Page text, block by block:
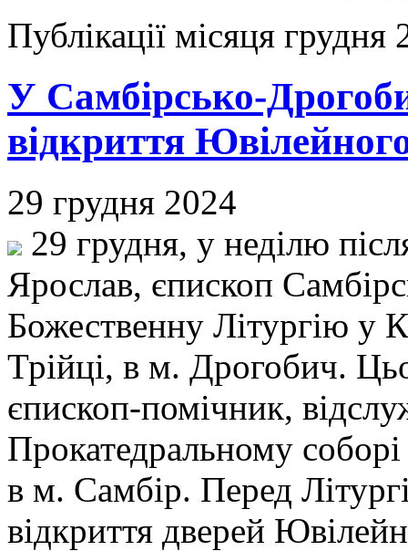
Публікації місяця грудня
У Самбірсько-
відкриття
29 грудня 2024
29 грудня, у неділю
Ярослав, єпископ
Божественну Літургію у
Трійці, в м. Дрогобич.
єпископ-помічник,
Прокатедральному
в м. Самбір. Перед
відкриття дверей